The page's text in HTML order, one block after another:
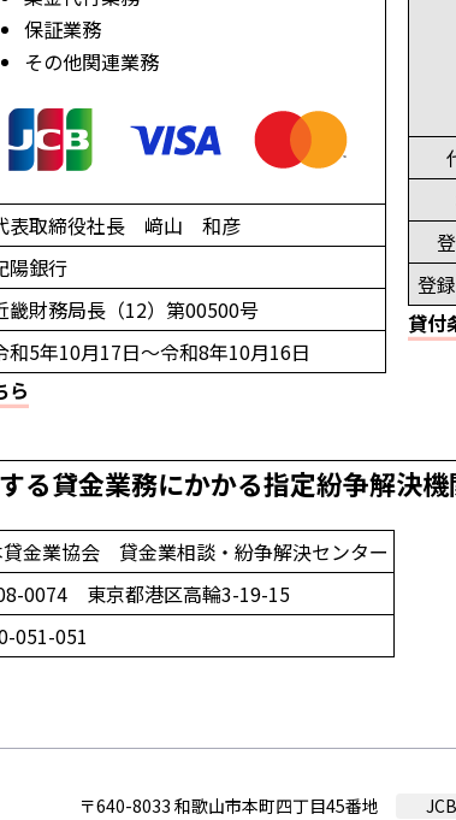
保証業務
その他関連業務
表取締役社長 﨑山 和彦
陽銀行
畿財務局長（12）第00500号
和5年10月17日～令和8年10月16日
ら
登
貸付
る貸金業務にかかる指定紛争解決機
貸金業協会 貸金業相談・紛争解決センター
0074 東京都港区高輪3-19-15
051-051
〒640-8033 和歌山市本町四丁目45番地 JCB